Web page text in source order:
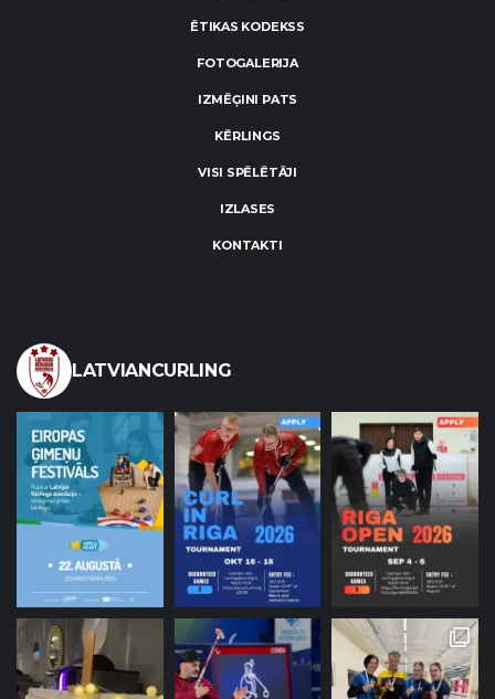
ĒTIKAS KODEKSS
FOTOGALERIJA
IZMĒĢINI PATS
KĒRLINGS
VISI SPĒLĒTĀJI
IZLASES
KONTAKTI
LATVIANCURLING